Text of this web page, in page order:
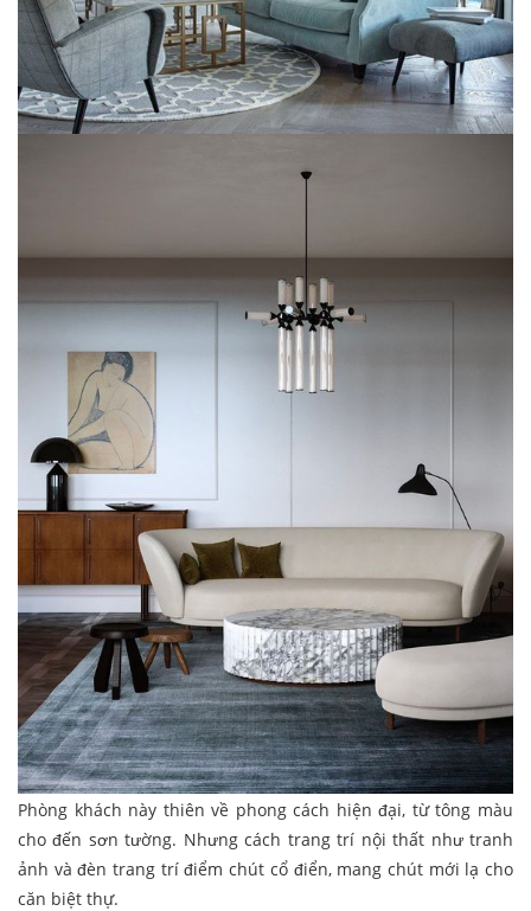
Phòng khách này thiên về phong cách hiện đại, từ tông màu
cho đến sơn tường. Nhưng cách trang trí nội thất như tranh
ảnh và đèn trang trí điểm chút cổ điển, mang chút mới lạ cho
căn biệt thự.